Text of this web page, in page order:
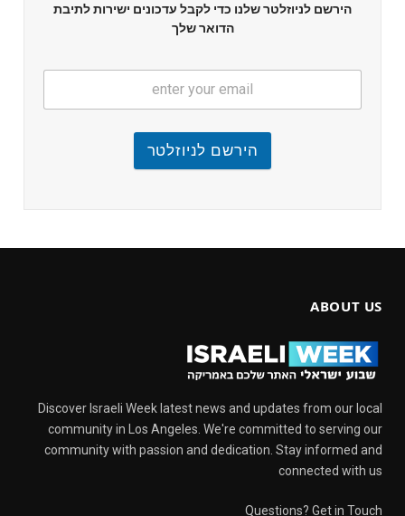
הירשם לניוזלטר שלנו כדי לקבל עדכונים ישירות לתיבת
הדואר שלך
הירשם לניוזלטר
ABOUT US
Discover Israeli Week latest news and updates from our local
community in Los Angeles. We're committed to serving our
community with passion and dedication. Stay informed and
connected with us
Questions? Get in Touch